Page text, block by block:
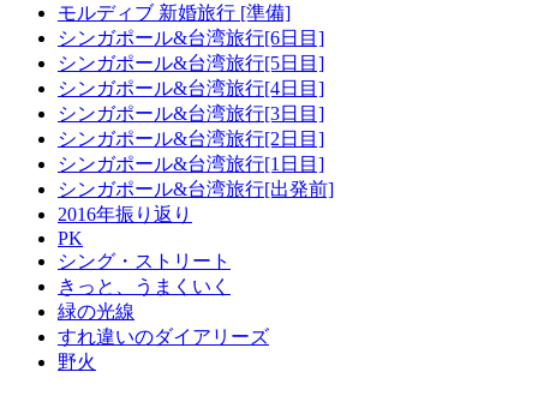
モルディブ 新婚旅行 [準備]
シンガポール&台湾旅行[6日目]
シンガポール&台湾旅行[5日目]
シンガポール&台湾旅行[4日目]
シンガポール&台湾旅行[3日目]
シンガポール&台湾旅行[2日目]
シンガポール&台湾旅行[1日目]
シンガポール&台湾旅行[出発前]
2016年振り返り
PK
シング・ストリート
きっと、うまくいく
緑の光線
すれ違いのダイアリーズ
野火